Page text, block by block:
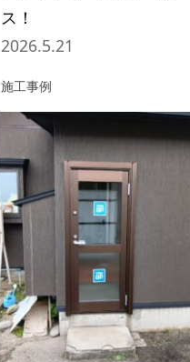
ス！
2026.5.21
施工事例